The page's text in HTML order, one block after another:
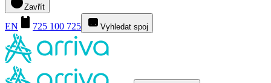
Zavřít
EN 725 100 725 Vyhledat spoj